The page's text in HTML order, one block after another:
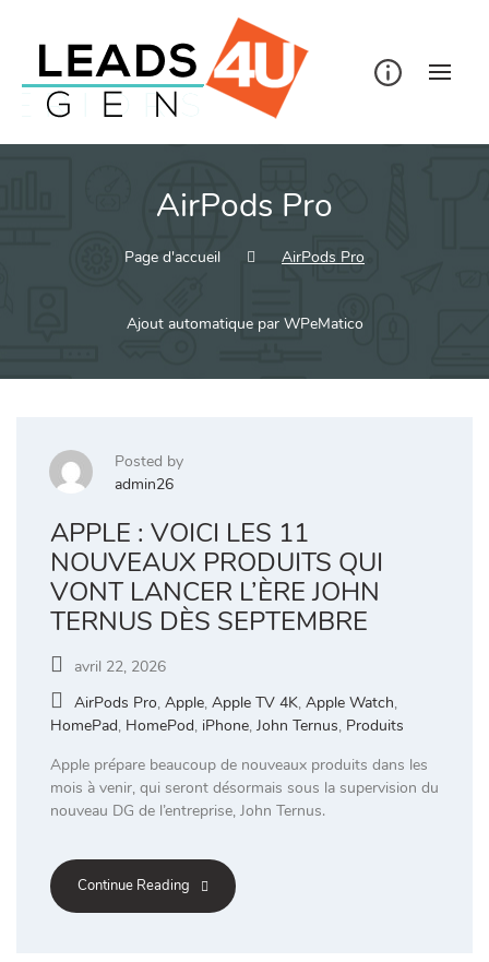
AirPods Pro
Page d'accueil AirPods Pro
Ajout automatique par WPeMatico
Posted by
admin26
APPLE : VOICI LES 11
NOUVEAUX PRODUITS QUI
VONT LANCER L’ÈRE JOHN
TERNUS DÈS SEPTEMBRE
avril 22, 2026
AirPods Pro, Apple, Apple TV 4K, Apple Watch,
HomePad, HomePod, iPhone, John Ternus, Produits
Apple prépare beaucoup de nouveaux produits dans les
mois à venir, qui seront désormais sous la supervision du
nouveau DG de l’entreprise, John Ternus.
Continue Reading